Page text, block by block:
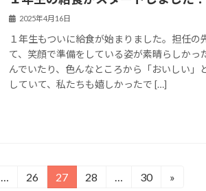
2025年4月16日
１年生もついに給食が始まりました。担任の
て、笑顔で準備をしている姿が素晴らしかっ
んでいたり、色んなところから「おいしい」
していて、私たちも嬉しかったで […]
…
固
26
固
27
固
28 …
固
30 »